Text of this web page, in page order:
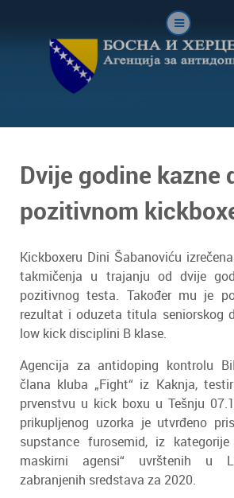
Dvije godine kazne
pozitivnom
Kickboxeru Dini Šabanoviću
takmičenja u trajanju od dvije
pozitivnog testa. Također mu je
rezultat i oduzeta titula seniorskog
low kick disciplini B klase.
Agencija za antidoping kontrolu
člana kluba „Fight“ iz Kaknja,
prvenstvu u kick boxu u Tešnju
prikupljenog uzorka je utvrđeno
supstance furosemid, iz
maskirni agensi“ uvrštenih u
zabranjenih sredstava za 2020.